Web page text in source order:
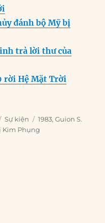
đánh bộ Mỹ bị
trả lời thư của
rời Hệ Mặt Trời
Categories
Sự kiện Tags
1983,Guion S.
Kim Phụng